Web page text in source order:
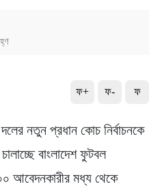
ফ+ ফ- ফ
নতুন প্রধান কোচ নির্বাচনকে
বাংলাদেশ ফুটবল
আবেদনকারীর মধ্য থেকে